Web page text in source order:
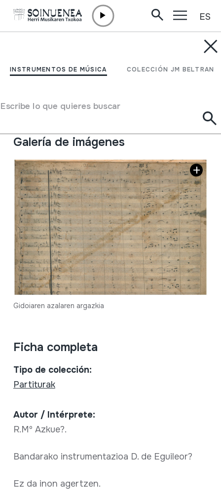
INSTRUMENTOS DE MÚSICA COLECCIÓN JM BELTRAN
Escribe lo que quieres buscar
ES
Vizcaitik Bizkaira.
Tipo de colección Partiturak
Galería de imágenes
Gidoiaren azalaren argazkia
Ficha completa
Tipo de colección:
Partiturak
Autor / Intérprete:
R.Mº Azkue?.
Bandarako instrumentazioa D. de Eguileor?
Ez da inon agertzen.